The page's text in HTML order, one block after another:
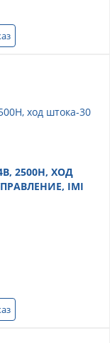
2500Н, ХОД
IMI